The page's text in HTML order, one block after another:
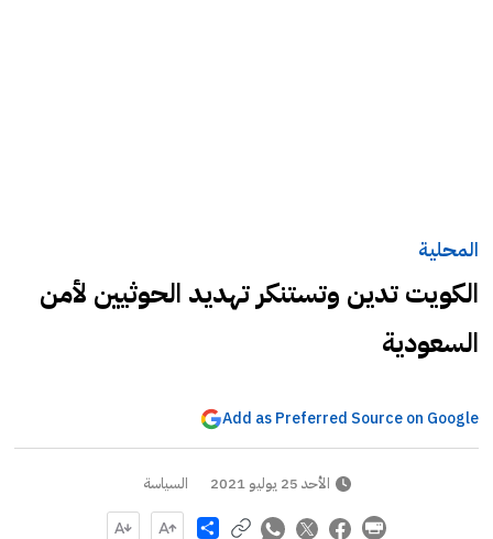
المحلية
الكويت تدين وتستنكر تهديد الحوثيين لأمن
السعودية
Add as Preferred Source on Google
الأحد 25 يوليو 2021 السياسة
Share